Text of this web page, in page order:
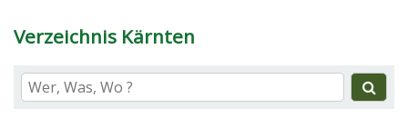
Verzeichnis Kärnten